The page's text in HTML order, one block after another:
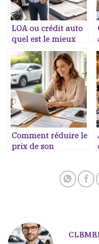
LOA ou crédit auto
quel est le mieux
Comment réduire le
prix de son